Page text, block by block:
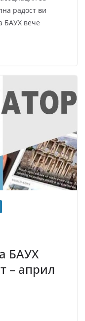
радост ви
БАУХ вече
БАУХ
– април